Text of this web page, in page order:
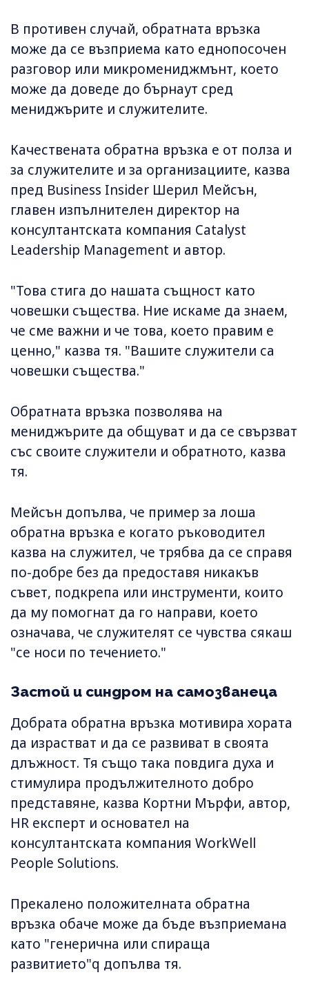
В противен случай, обратната връзка
може да се възприема като еднопосочен
разговор или микромениджмънт, което
може да доведе до бърнаут сред
мениджърите и служителите.
Качествената обратна връзка е от полза и
за служителите и за организациите, казва
пред Business Insider Шерил Мейсън,
главен изпълнителен директор на
консултантската компания Catalyst
Leadership Management и автор.
"Това стига до нашата същност като
човешки същества. Ние искаме да знаем,
че сме важни и че това, което правим е
ценно," казва тя. "Вашите служители са
човешки същества."
Обратната връзка позволява на
мениджърите да общуват и да се свързват
със своите служители и обратното, казва
тя.
Мейсън допълва, че пример за лоша
обратна връзка е когато ръководител
казва на служител, че трябва да се справя
по-добре без да предоставя никакъв
съвет, подкрепа или инструменти, които
да му помогнат да го направи, което
означава, че служителят се чувства сякаш
"се носи по течението."
Застой и синдром на самозванеца
Добрата обратна връзка мотивира хората
да израстват и да се развиват в своята
длъжност. Тя също така повдига духа и
стимулира продължителното добро
представяне, казва Кортни Мърфи, автор,
HR експерт и основател на
консултантската компания WorkWell
People Solutions.
Прекалено положителната обратна
връзка обаче може да бъде възприемана
като "генерична или спираща
развитието"q допълва тя.